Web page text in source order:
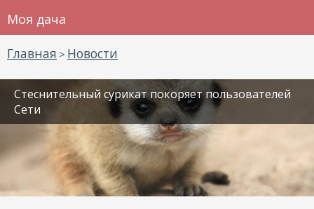
Моя дача
Главная > Новости
Стеснительный сурикат покоряет пользователей
Сети